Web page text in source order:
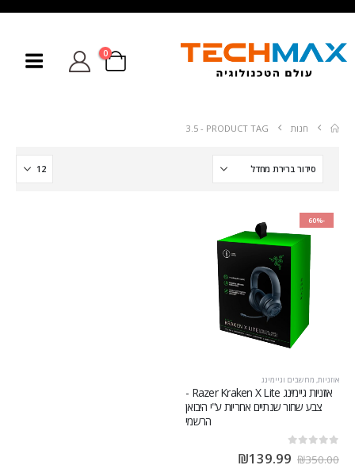
0
חנות PRODUCT TAG -
3.5
-60%
אוזניות, מחשבים וגיימינג
אוזניות גיימינג Razer Kraken X Lite -
צבע שחור שנתיים אחריות ע"י היבואן
הרשמי
₪350.00
₪139.99